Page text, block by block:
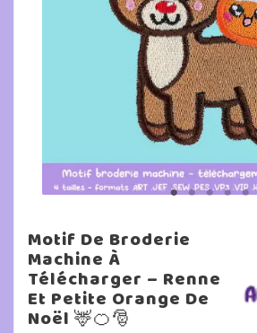
Motif De Broderie
Machine À
Télécharger – Renne
Et Petite Orange De
Noël 🦌🍊🎅